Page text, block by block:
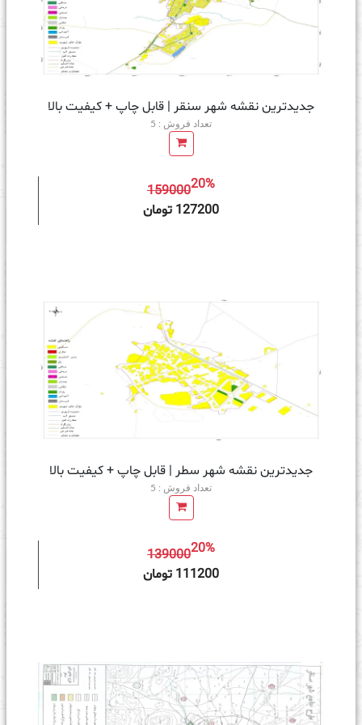
جدیدترین نقشه شهر سنقر | قابل چاپ + کیفیت بالا
تعداد فروش : 5
15900020%
127200 تومان
جدیدترین نقشه شهر سطر | قابل چاپ + کیفیت بالا
تعداد فروش : 5
13900020%
111200 تومان